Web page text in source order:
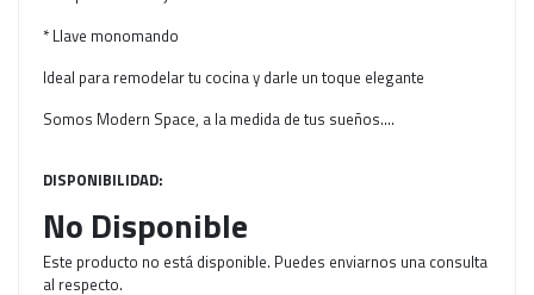
* Llave monomando
Ideal para remodelar tu cocina y darle un toque elegante
Somos Modern Space, a la medida de tus sueños....
DISPONIBILIDAD:
No Disponible
Este producto no está disponible. Puedes enviarnos una consulta
al respecto.